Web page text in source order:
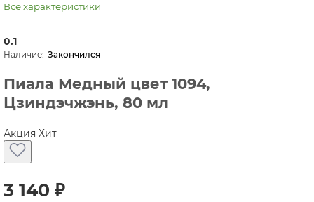
Все характеристики
0.1
Закончился
Пиала Медный цвет 1094,
Цзиндэчжэнь, 80 мл
Акция Хит
3 140 ₽